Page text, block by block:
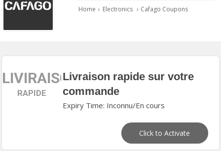
Home › Electronics › Cafago Coupons
LIVIRAISON
RAPIDE
Livraison rapide sur votre
commande
Expiry Time: Inconnu/En cours
Click to Activate